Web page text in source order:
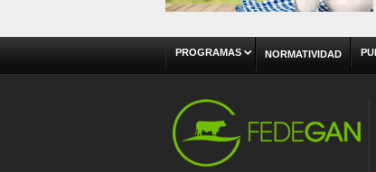
PROGRAMAS NORMATIVIDAD